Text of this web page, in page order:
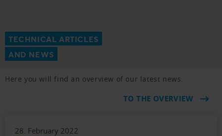
TECHNICAL ARTICLES
AND NEWS
Here you will find an overview of our latest news.
TO THE OVERVIEW
28. February 2022